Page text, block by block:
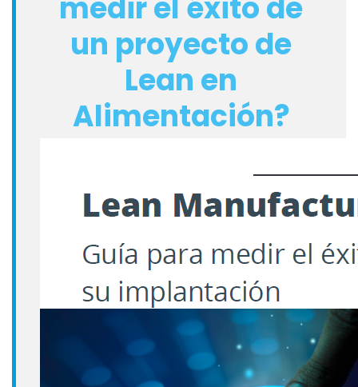
medir el éxito de
un proyecto de
Lean en
Alimentación?